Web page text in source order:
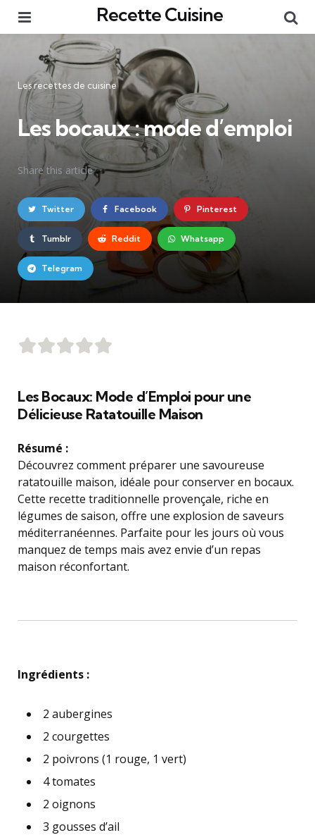
Recette Cuisine
Catégories
Les recettes de cuisine
Les bocaux : mode d’emploi
Share this article
Twitter Facebook Pinterest
Tumblr Reddit Whatsapp
Telegram
Les Bocaux: Mode d’Emploi pour une
Délicieuse Ratatouille Maison
Résumé :
Découvrez comment préparer une savoureuse
ratatouille maison, idéale pour conserver en bocaux.
Cette recette traditionnelle provençale, riche en
légumes de saison, offre une explosion de saveurs
méditerranéennes. Parfaite pour les jours où vous
manquez de temps mais avez envie d’un repas
maison réconfortant.
Ingrédients :
2 aubergines
2 courgettes
2 poivrons (1 rouge, 1 vert)
4 tomates
2 oignons
3 gousses d’ail